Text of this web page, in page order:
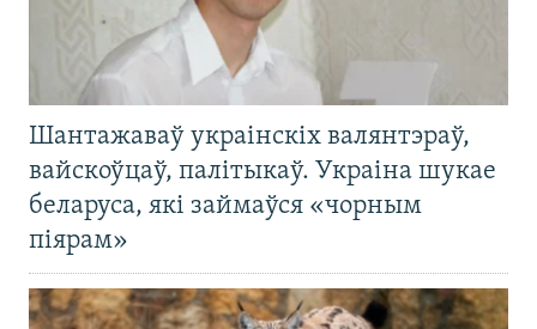
Шантажаваў украінскіх валянтэраў,
вайскоўцаў, палітыкаў. Украіна шукае
беларуса, які займаўся «чорным
піярам»